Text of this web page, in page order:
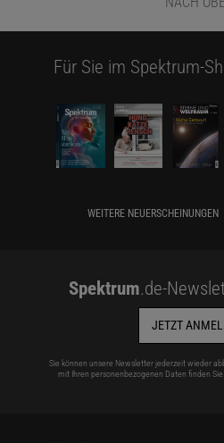
Für Sie im Spektrum-
WEITERE NEUERSCHEINUNGEN
Spektrum.de-
JETZT
Sie können unsere Newsletter jederzeit wieder
mit Ihren personenbezogenen Daten finden